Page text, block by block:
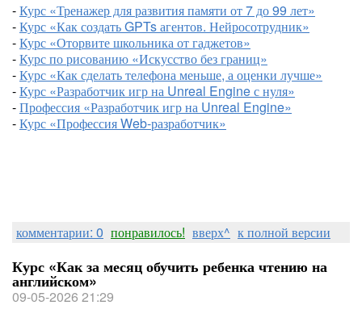
-Курс «Тренажер для развития памяти от 7 до 99 лет»
-Курс «Как создать GPTs агентов. Нейросотрудник»
-Курс «Оторвите школьника от гаджетов»
-Курс по рисованию «Искусство без границ»
-Курс «Как сделать телефона меньше, а оценки лучше»
-Курс «Разработчик игр на Unreal Engine с нуля»
-Профессия «Разработчик игр на Unreal Engine»
-Курс «Профессия Web-разработчик»
комментарии: 0 понравилось! вверх^ к полной версии
Курс «Как за месяц обучить ребенка чтению на
английском»
09-05-2026 21:29